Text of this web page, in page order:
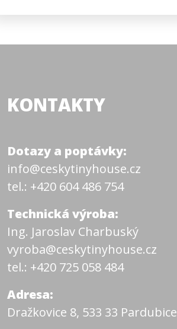
KONTAKTY
Dotazy a poptávky:
info@ceskytinyhouse.cz
tel.: +420 604 486 754
Technická výroba:
Ing. Jaroslav Charbuský
vyroba@ceskytinyhouse.cz
tel.: +420 725 058 484
Adresa:
Dražkovice 8, 533 33 Pardubice